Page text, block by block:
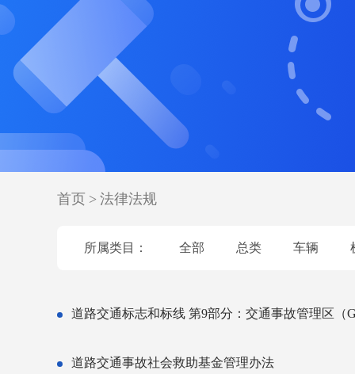
首页 > 法律法规
所属类目： 全部 总类 车辆
道路交通标志和标线 第9部分：交通事故管理区（
道路交通事故社会救助基金管理办法